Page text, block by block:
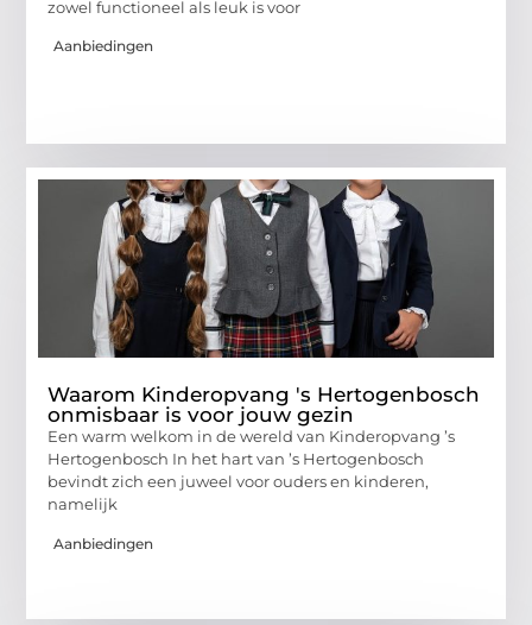
zowel functioneel als leuk is voor
Aanbiedingen
Waarom Kinderopvang 's Hertogenbosch
onmisbaar is voor jouw gezin
Een warm welkom in de wereld van Kinderopvang ’s
Hertogenbosch In het hart van ’s Hertogenbosch
bevindt zich een juweel voor ouders en kinderen,
namelijk
Aanbiedingen